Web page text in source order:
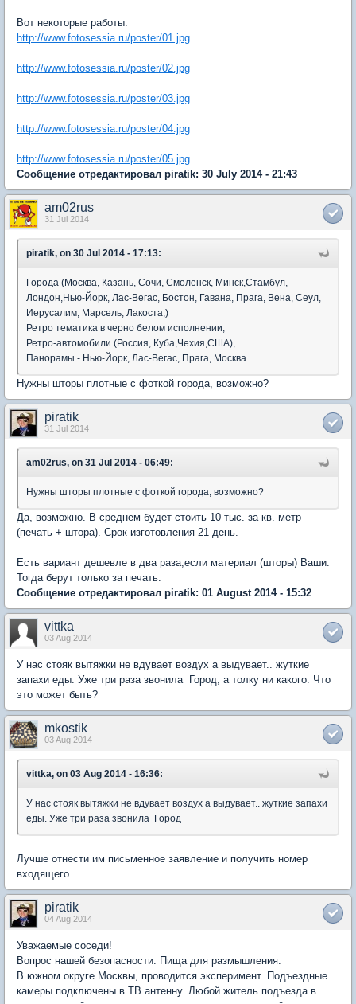
Вот некоторые работы:
http://www.fotosessia.ru/poster/01.jpg
http://www.fotosessia.ru/poster/02.jpg
http://www.fotosessia.ru/poster/03.jpg
http://www.fotosessia.ru/poster/04.jpg
http://www.fotosessia.ru/poster/05.jpg
Сообщение отредактировал piratik: 30 July 2014 - 21:43
am02rus
31 Jul 2014
piratik, on 30 Jul 2014 - 17:13:
Города (Москва, Казань, Сочи, Смоленск, Минск,Стамбул,
Лондон,Нью-Йорк, Лас-Вегас, Бостон, Гавана, Прага, Вена, Сеул,
Иерусалим, Марсель, Лакоста,)
Ретро тематика в черно белом исполнении,
Ретро-автомобили (Россия, Куба,Чехия,США),
Панорамы - Нью-Йорк, Лас-Вегас, Прага, Москва.
Нужны шторы плотные с фоткой города, возможно?
piratik
31 Jul 2014
am02rus, on 31 Jul 2014 - 06:49:
Нужны шторы плотные с фоткой города, возможно?
Да, возможно. В среднем будет стоить 10 тыс. за кв. метр
(печать + штора). Срок изготовления 21 день.
Есть вариант дешевле в два раза,если материал (шторы) Ваши.
Тогда берут только за печать.
Сообщение отредактировал piratik: 01 August 2014 - 15:32
vittka
03 Aug 2014
У нас стояк вытяжки не вдувает воздух а выдувает.. жуткие
запахи еды. Уже три раза звонила Город, а толку ни какого. Что
это может быть?
mkostik
03 Aug 2014
vittka, on 03 Aug 2014 - 16:36:
У нас стояк вытяжки не вдувает воздух а выдувает.. жуткие запахи
еды. Уже три раза звонила Город
Лучше отнести им письменное заявление и получить номер
входящего.
piratik
04 Aug 2014
Уважаемые соседи!
Вопрос нашей безопасности. Пища для размышления.
В южном округе Москвы, проводится эксперимент. Подъездные
камеры подключены в ТВ антенну. Любой житель подъезда в